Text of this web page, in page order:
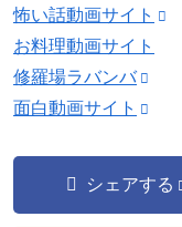
怖い話動画サイト
お料理動画サイト
修羅場ラバンバ
面白動画サイト
シェアする